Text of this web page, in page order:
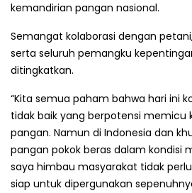
kemandirian pangan nasional.
Semangat kolaborasi dengan
serta seluruh pemangku
ditingkatkan.
“Kita semua paham bahwa hari ini
tidak baik yang berpotensi memicu
pangan. Namun di Indonesia dan
pangan pokok beras dalam kondisi
saya himbau masyarakat tidak
siap untuk dipergunakan